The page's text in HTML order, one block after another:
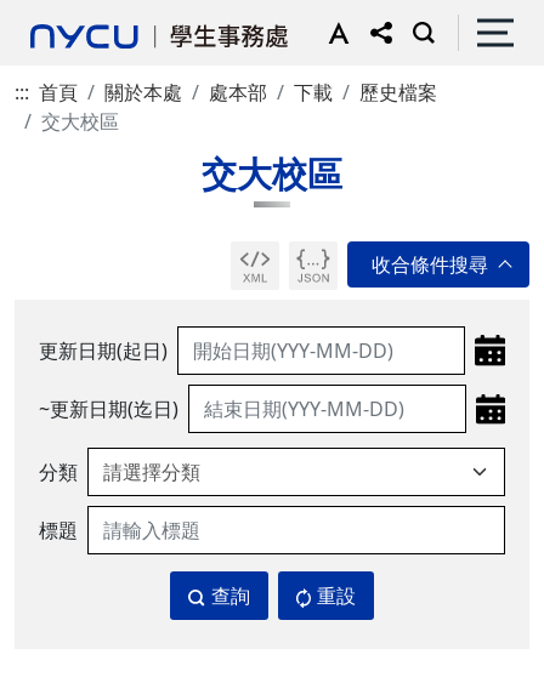
::: 首頁 關於本處 處本部 下載
歷史檔案
交大校區
交大校區
更新日期(起日)
~更新日期(迄日)
分類
標題
查詢 重設